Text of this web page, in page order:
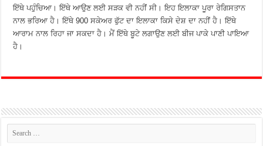
ਇੱਥੇ ਪਹੁੰਚਿਆ। ਇੱਥੇ ਆਉਣ ਲਈ ਸੜਕ ਵੀ ਨਹੀਂ ਸੀ। ਇਹ ਇਲਾਕਾ ਪੂਰਾ ਰੇਗਿਸਤਾਨ
ਨਾਲ ਭਰਿਆ ਹੈ। ਇੱਥੇ 900 ਸਕੇਅਰ ਫੁੱਟ ਦਾ ਇਲਾਕਾ ਕਿਸੇ ਦੇਸ਼ ਦਾ ਨਹੀਂ ਹੈ। ਇੱਥੇ
ਆਰਾਮ ਨਾਲ ਰਿਹਾ ਜਾ ਸਕਦਾ ਹੈ। ਮੈਂ ਇੱਥੇ ਬੂਟੇ ਲਗਾਉਣ ਲਈ ਬੀਜ ਪਾਕੇ ਪਾਣੀ ਪਾਇਆ
ਹੈ।